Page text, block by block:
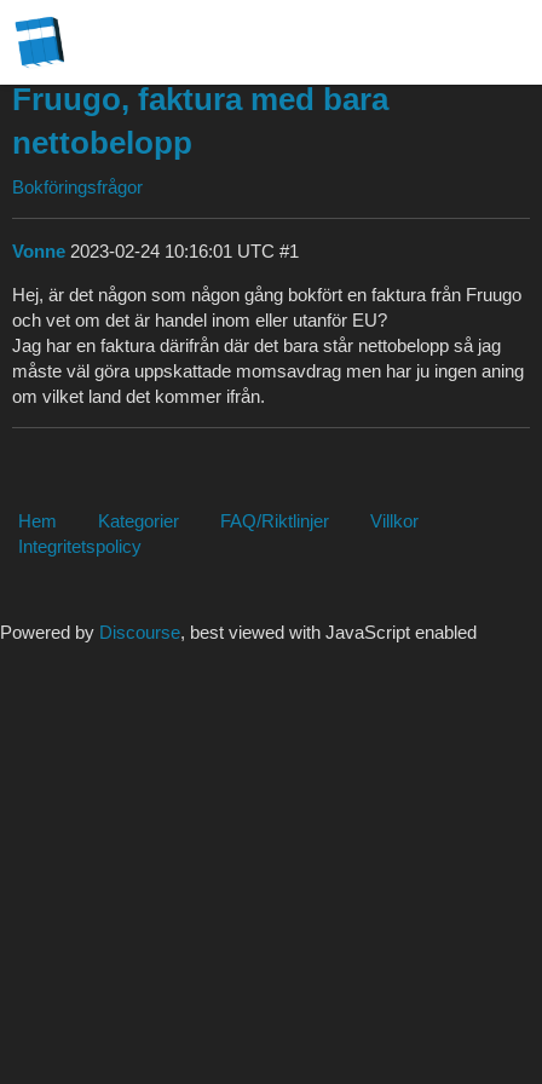
Fruugo, faktura med bara
nettobelopp
Bokföringsfrågor
Vonne 2023-02-24 10:16:01 UTC #1
Hej, är det någon som någon gång bokfört en faktura från Fruugo
och vet om det är handel inom eller utanför EU?
Jag har en faktura därifrån där det bara står nettobelopp så jag
måste väl göra uppskattade momsavdrag men har ju ingen aning
om vilket land det kommer ifrån.
Hem Kategorier FAQ/Riktlinjer
Villkor
Integritetspolicy
Powered by Discourse, best viewed with JavaScript enabled